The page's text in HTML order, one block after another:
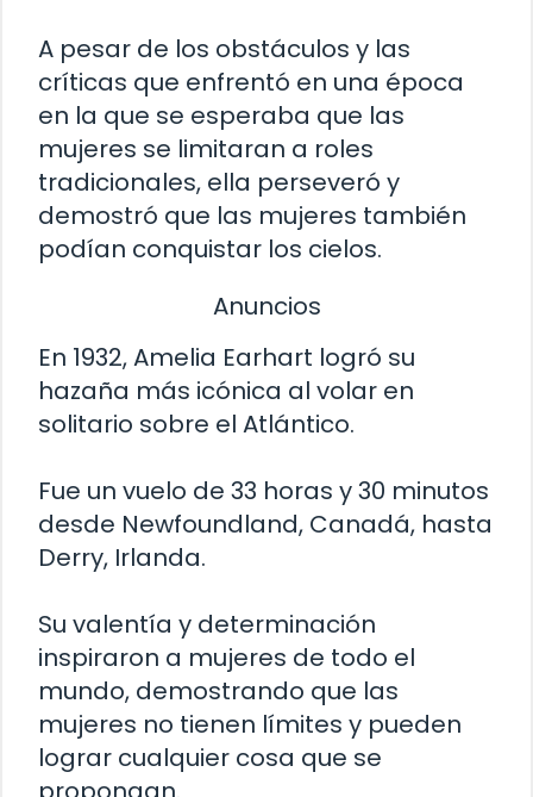
A pesar de los obstáculos y las
críticas que enfrentó en una época
en la que se esperaba que las
mujeres se limitaran a roles
tradicionales, ella perseveró y
demostró que las mujeres también
podían conquistar los cielos.
Anuncios
En 1932, Amelia Earhart logró su
hazaña más icónica al volar en
solitario sobre el Atlántico.
Fue un vuelo de 33 horas y 30 minutos
desde Newfoundland, Canadá, hasta
Derry, Irlanda.
Su valentía y determinación
inspiraron a mujeres de todo el
mundo, demostrando que las
mujeres no tienen límites y pueden
lograr cualquier cosa que se